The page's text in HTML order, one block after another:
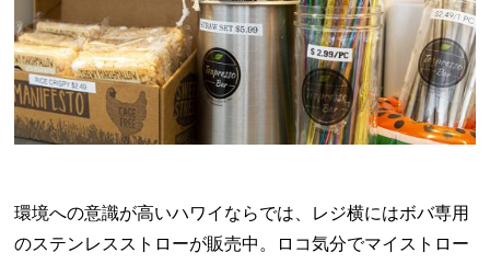
環境への意識が高いハワイならでは、レジ横にはボバ専用
のステンレスストローが販売中。ロコ気分でマイストロー